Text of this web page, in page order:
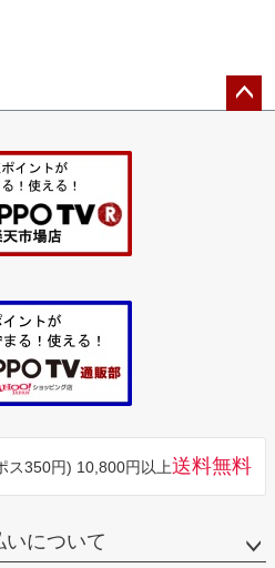
ス350円) 10,800円以上送料無料
いについて